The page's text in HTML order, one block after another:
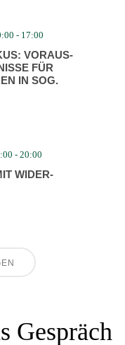
- 17:00
VORAUS­
FÜR
IN SOG.
- 20:00
WIDER­
Gespräch